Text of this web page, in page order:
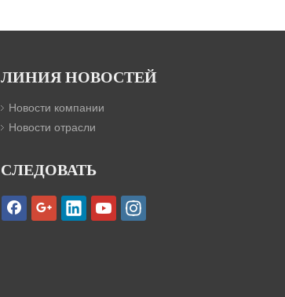
ЛИНИЯ НОВОСТЕЙ
Новости компании
Новости отрасли
СЛЕДОВАТЬ